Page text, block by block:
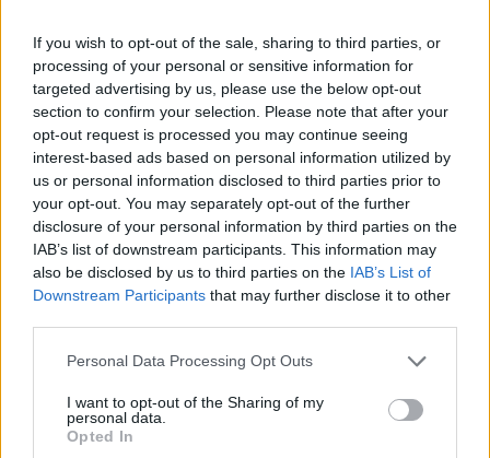
If you wish to opt-out of the sale, sharing to third parties, or
processing of your personal or sensitive information for
targeted advertising by us, please use the below opt-out
section to confirm your selection. Please note that after your
opt-out request is processed you may continue seeing
interest-based ads based on personal information utilized by
us or personal information disclosed to third parties prior to
your opt-out. You may separately opt-out of the further
disclosure of your personal information by third parties on the
IAB’s list of downstream participants. This information may
also be disclosed by us to third parties on the IAB’s List of
Downstream Participants that may further disclose it to other
Please note that this website/app uses one or more Google
not limited to your visit or usage behaviour. You may click to
grant or deny consent to Google and its third-party tags to
use your data for below specified purposes in below Google
Personal Data Processing Opt Outs
I want to opt-out of the Sharing of my
personal data.
Opted In
Προηγούμενη
Ύπαιθρος Χώρα
Επόμενη
Deal